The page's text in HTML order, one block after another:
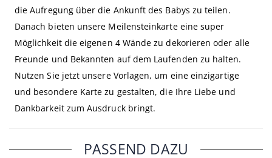
die Aufregung über die Ankunft des Babys zu teilen.
Danach bieten unsere Meilensteinkarte eine super
Möglichkeit die eigenen 4 Wände zu dekorieren oder alle
Freunde und Bekannten auf dem Laufenden zu halten.
Nutzen Sie jetzt unsere Vorlagen, um eine einzigartige
und besondere Karte zu gestalten, die Ihre Liebe und
Dankbarkeit zum Ausdruck bringt.
PASSEND DAZU